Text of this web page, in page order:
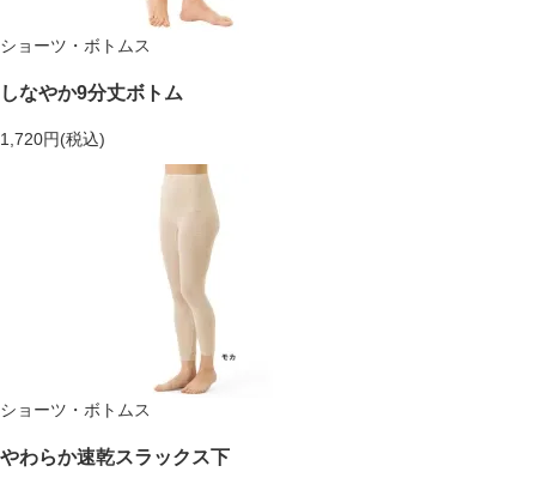
ショーツ・ボトムス
しなやか9分丈ボトム
1,720円(税込)
ショーツ・ボトムス
やわらか速乾スラックス下